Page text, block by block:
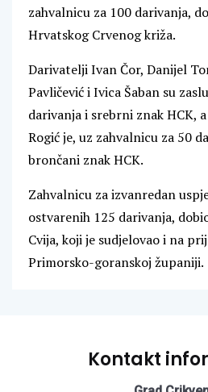
zahvalnicu za 100 darivanja,
Hrvatskog Crvenog križa.
Darivatelji Ivan Čor, Danijel
Pavličević i Ivica Šaban su
darivanja i srebrni znak HCK,
Rogić je, uz zahvalnicu za 50
brončani znak HCK.
Zahvalnicu za izvanredan
ostvarenih 125 darivanja,
Cvija, koji je sudjelovao i na
Primorsko-goranskoj županiji.
Kontakt